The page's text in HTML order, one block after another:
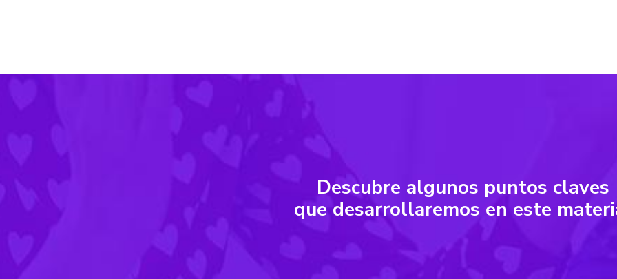
Descubre algunos puntos claves
que desarrollaremos en este